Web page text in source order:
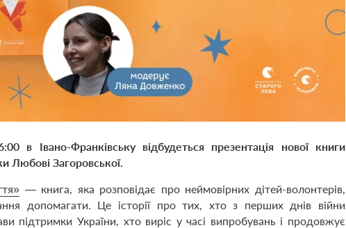
в Івано-Франківську відбудеться презентація нової книги
Любові Загоровської.
— книга, яка розповідає про неймовірних дітей-волонтерів,
допомагати. Це історії про тих, хто з перших днів війни
підтримки України, хто виріс у часі випробувань і продовжує